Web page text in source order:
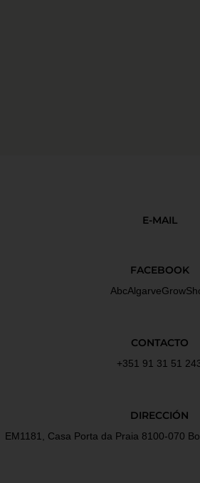
E-MAIL
FACEBOOK
CONTACTO
+351 91 31 51
DIRECCIÓN
EM1181, Casa Porta da Praia 8100-070